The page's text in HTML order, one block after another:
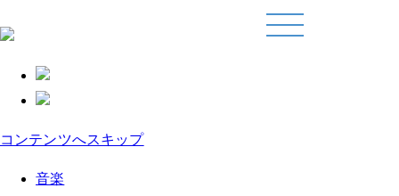
コンテンツへスキップ
音楽